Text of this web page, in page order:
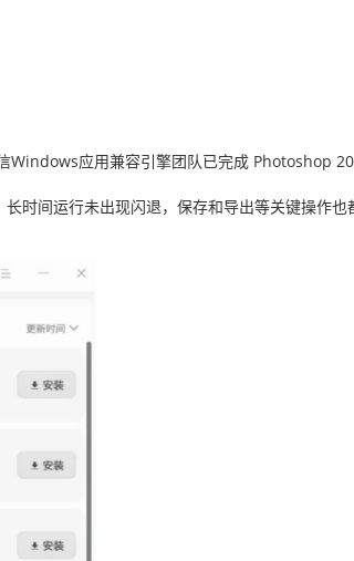
应用兼容引擎团队已完成 Photoshop
时间运行未出现闪退，保存和导出等关键操作也